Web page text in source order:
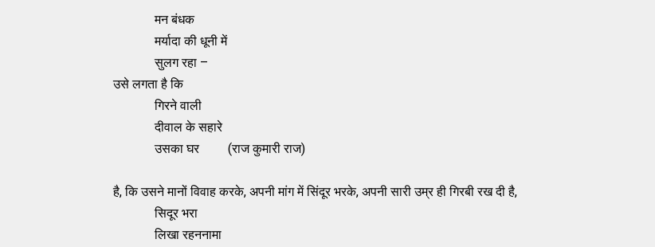
मन बंधक
मर्यादा की धूनी में
सुलग रहा –
उसे लगता है कि
गिरने वाली
दीवाल के सहारे
उसका घर (राज कुमारी राज)
है, कि उसने मानों विवाह करके, अपनी मांग में सिंदूर भरके, अपनी सारी उम्र ही गिरबी रख दी है,
सिदूर भरा
लिखा रहननामा